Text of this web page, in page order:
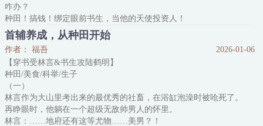
咋办？
种田！搞钱！绑定眼前书生，当他的天使投资人！
【如何搞“第一桶金”？
“讨好”人性弱点，开发上瘾小零食——虾片。
【带着启动资本，正式捞金、养汉。
虾片生意做大做强，村镇县城声名鹊起。
瞄准茶炭，高附加值，高回报率，带朋友四邻一起飞。
开辟葡萄园，从藤苗培育到酿酒建庄，带富百姓，充盈国库。
【研制新型肥田术，举国稻粱增产增收。
首辅养成，从种田开始
作者： 福吾
2026-01-06
【穿书受林言&书生攻陆鹤明】
种田/美食/科举/生子
（一）
林言作为大山里考出来的最优秀的社畜，在浴缸泡澡时被呛死了。
再睁眼时，他躺在一个超级无敌帅男人的怀里。
林言：……地府还有这等尤物……美男？！